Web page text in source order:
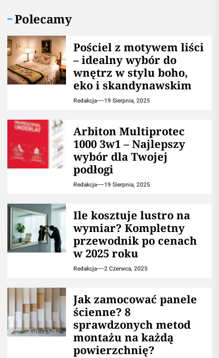
Polecamy
Pościel z motywem liści
– idealny wybór do
wnętrz w stylu boho,
eko i skandynawskim
Redakcja 19 Sierpnia, 2025
Arbiton Multiprotec
1000 3w1 – Najlepszy
wybór dla Twojej
podłogi
Redakcja 19 Sierpnia, 2025
Ile kosztuje lustro na
wymiar? Kompletny
przewodnik po cenach
w 2025 roku
Redakcja 2 Czerwca, 2025
Jak zamocować panele
ścienne? 8
sprawdzonych metod
montażu na każdą
powierzchnię?